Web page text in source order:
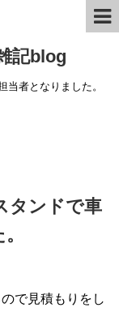
記blog
者となりました。
タンドで車
で見積もりをし